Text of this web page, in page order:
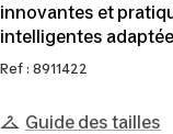
innovantes et
intelligentes
Ref : 8911422
Guide des tailles